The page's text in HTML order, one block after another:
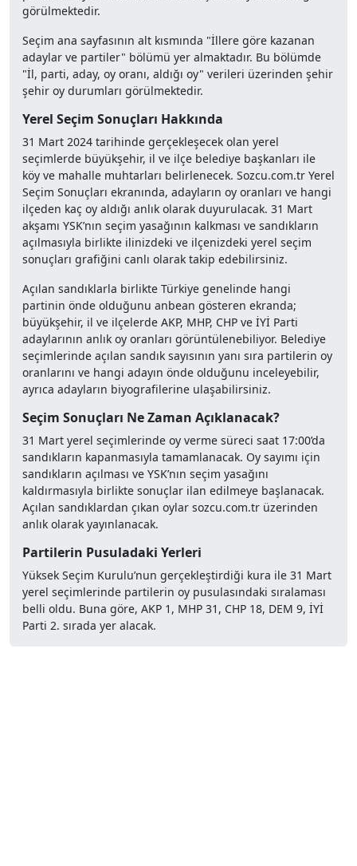
görülmektedir.
Seçim ana sayfasının alt kısmında "İllere göre kazanan
adaylar ve partiler" bölümü yer almaktadır. Bu bölümde
"İl, parti, aday, oy oranı, aldığı oy" verileri üzerinden şehir
şehir oy durumları görülmektedir.
Yerel Seçim Sonuçları Hakkında
31 Mart 2024 tarihinde gerçekleşecek olan yerel
seçimlerde büyükşehir, il ve ilçe belediye başkanları ile
köy ve mahalle muhtarları belirlenecek. Sozcu.com.tr Yerel
Seçim Sonuçları ekranında, adayların oy oranları ve hangi
ilçeden kaç oy aldığı anlık olarak duyurulacak. 31 Mart
akşamı YSK’nın seçim yasağının kalkması ve sandıkların
açılmasıyla birlikte ilinizdeki ve ilçenizdeki yerel seçim
sonuçları grafiğini canlı olarak takip edebilirsiniz.
Açılan sandıklarla birlikte Türkiye genelinde hangi
partinin önde olduğunu anbean gösteren ekranda;
büyükşehir, il ve ilçelerde AKP, MHP, CHP ve İYİ Parti
adaylarının anlık oy oranları görüntülenebiliyor. Belediye
seçimlerinde açılan sandık sayısının yanı sıra partilerin oy
oranlarını ve hangi adayın önde olduğunu inceleyebilir,
ayrıca adayların biyografilerine ulaşabilirsiniz.
Seçim Sonuçları Ne Zaman Açıklanacak?
31 Mart yerel seçimlerinde oy verme süreci saat 17:00’da
sandıkların kapanmasıyla tamamlanacak. Oy sayımı için
sandıkların açılması ve YSK’nın seçim yasağını
kaldırmasıyla birlikte sonuçlar ilan edilmeye başlanacak.
Açılan sandıklardan çıkan oylar sozcu.com.tr üzerinden
anlık olarak yayınlanacak.
Partilerin Pusuladaki Yerleri
Yüksek Seçim Kurulu’nun gerçekleştirdiği kura ile 31 Mart
yerel seçimlerinde partilerin oy pusulasındaki sıralaması
belli oldu. Buna göre, AKP 1, MHP 31, CHP 18, DEM 9, İYİ
Parti 2. sırada yer alacak.